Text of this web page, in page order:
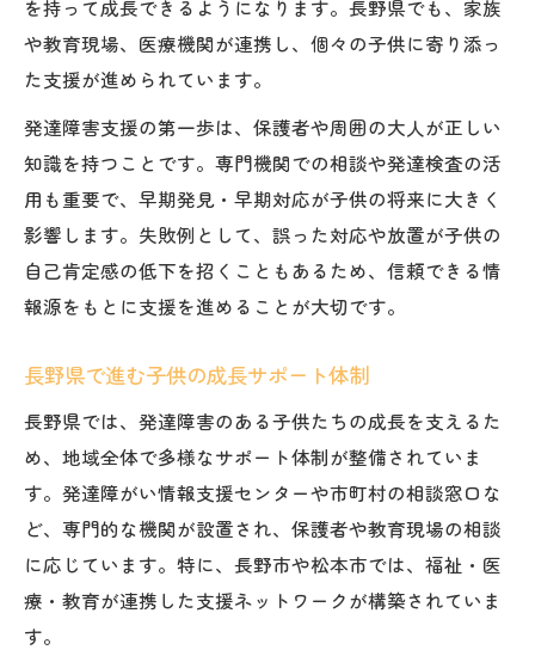
信頼できる相談窓口を見極めるための視点
家族と歩む子供の成長と発達障害理解のポイン
家族が知っておきたい子供の成長支援法
発達障害と向き合う家族の心構えと工夫
発達障害理解が深まる家族のコミュニケー
ション
談
安心を得るための発達障害相談先の選び方
信頼できる相談先で子供の成長を守る方法
安心感につながる発達障害相談のポイント
子供の成長を考えた相談先選びのコツ
発達障害相談で重視したいサポート体制
相談前に知っておきたい子供の成長情報
を持って成長できるようになります。長野県でも、家族
や教育現場、医療機関が連携し、個々の子供に寄り添っ
た支援が進められています。
発達障害支援の第一歩は、保護者や周囲の大人が正しい
知識を持つことです。専門機関での相談や発達検査の活
用も重要で、早期発見・早期対応が子供の将来に大きく
影響します。失敗例として、誤った対応や放置が子供の
自己肯定感の低下を招くこともあるため、信頼できる情
報源をもとに支援を進めることが大切です。
長野県で進む子供の成長サポート体制
長野県では、発達障害のある子供たちの成長を支えるた
め、地域全体で多様なサポート体制が整備されていま
す。発達障がい情報支援センターや市町村の相談窓口な
ど、専門的な機関が設置され、保護者や教育現場の相談
に応じています。特に、長野市や松本市では、福祉・医
療・教育が連携した支援ネットワークが構築されていま
す。